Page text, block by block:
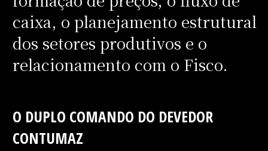
caixa, o planejamento estrutural
dos setores produtivos e o
relacionamento com o Fisco.
O DUPLO COMANDO DO DEVEDOR
CONTUMAZ